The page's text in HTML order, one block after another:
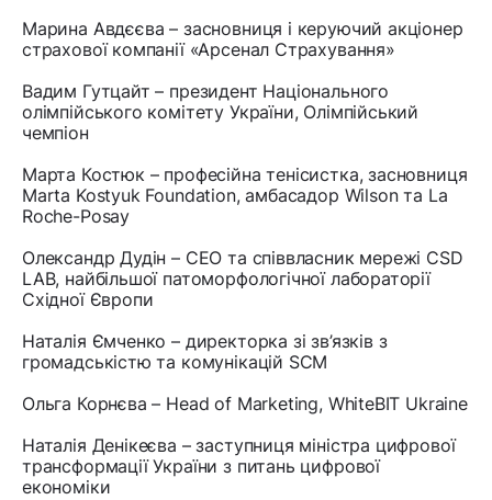
Марина Авдєєва – засновниця і керуючий акціонер
страхової компанії «Арсенал Страхування»
Вадим Гутцайт – президент Національного
олімпійського комітету України, Олімпійський
чемпіон
Марта Костюк – професійна тенісистка, засновниця
Marta Kostyuk Foundation, амбасадор Wilson та La
Roche-Posay
Олександр Дудін – CEO та співвласник мережі CSD
LAB, найбільшої патоморфологічної лабораторії
Східної Європи
Наталія Ємченко – директорка зі зв’язків з
громадськістю та комунікацій SCM
Ольга Корнєва – Head of Marketing, WhiteBIT Ukraine
Наталія Денікеєва – заступниця міністра цифрової
трансформації України з питань цифрової
економіки